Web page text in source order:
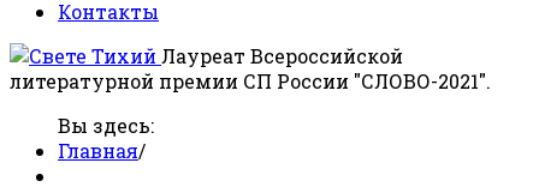
Контакты
Лауреат Всероссийской
литературной премии СП России "СЛОВО-2021".
Вы здесь:
Главная/